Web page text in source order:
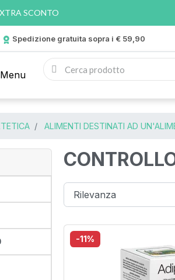
SCONTO
Spedizione gratuita sopra i € 59,90
Menu
ALIMENTI DESTINATI AD
-11%